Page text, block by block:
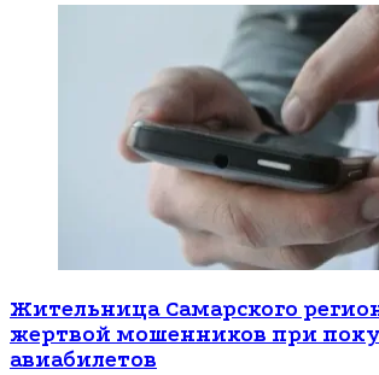
Жительница Самарского
жертвой мошенников при
авиабилетов